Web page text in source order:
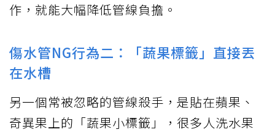
作，就能大幅降低管線負擔。
傷水管NG行為二：「蔬果標籤」直接丟
在水槽
另一個常被忽略的管線殺手，是貼在蘋果、
奇異果上的「蔬果小標籤」，很多人洗水果